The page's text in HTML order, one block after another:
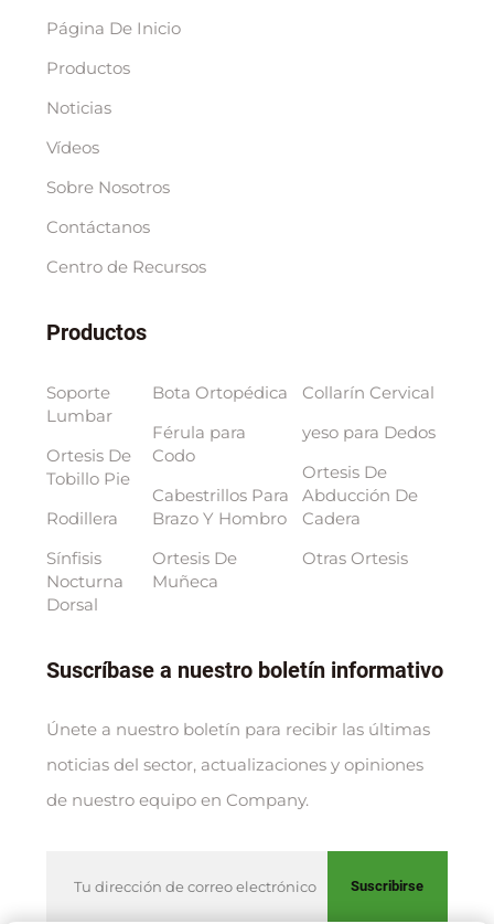
Página De Inicio
Productos
Noticias
Vídeos
Sobre Nosotros
Contáctanos
Centro de Recursos
Productos
Soporte
Lumbar
Ortesis De
Tobillo Pie
Rodillera
Sínfisis
Nocturna
Dorsal
Bota Ortopédica
Férula para
Codo
Cabestrillos Para
Brazo Y Hombro
Ortesis De
Muñeca
Collarín Cervical
yeso para Dedos
Ortesis De
Abducción De
Cadera
Otras Ortesis
Suscríbase a nuestro boletín informativo
Únete a nuestro boletín para recibir las últimas
noticias del sector, actualizaciones y opiniones
de nuestro equipo en Company.
Suscribirse